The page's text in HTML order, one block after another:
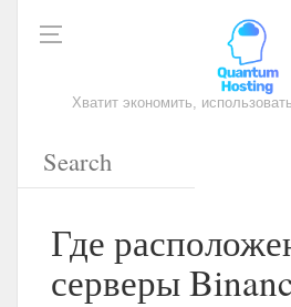
Хватит экономить,
Где
серверы